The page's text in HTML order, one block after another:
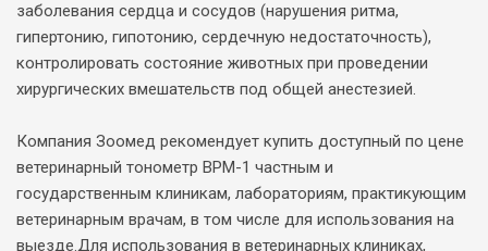
заболевания сердца и сосудов (нарушения ритма,
гипертонию, гипотонию, сердечную недостаточность),
контролировать состояние животных при проведении
хирургических вмешательств под общей анестезией.
Компания Зоомед рекомендует купить доступный по цене
ветеринарный тонометр BPM-1 частным и
государственным клиникам, лабораториям, практикующим
ветеринарным врачам, в том числе для использования на
выезде.Для использования в ветеринарных клиниках,